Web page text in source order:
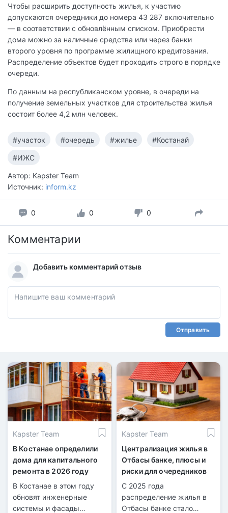
Чтобы расширить доступность жилья, к участию
допускаются очередники до номера 43 287 включительно
— в соответствии с обновлённым списком. Приобрести
дома можно за наличные средства или через банки
второго уровня по программе жилищного кредитования.
Распределение объектов будет проходить строго в порядке
очереди.
По данным на республиканском уровне, в очереди на
получение земельных участков для строительства жилья
состоит более 4,2 млн человек.
#участок #очередь #жилье #Костанай
#ИЖС
Автор: Kapster Team
Источник: inform.kz
0 0 0
Комментарии
Добавить комментарий отзыв
Отправить
Kapster Team
В Костанае определили
дома для капитального
ремонта в 2026 году
В Костанае в этом году
обновят инженерные
системы и фасады
Kapster Team
Централизация жилья в
Отбасы банке, плюсы и
риски для очередников
С 2025 года
распределение жилья в
Отбасы банке стало